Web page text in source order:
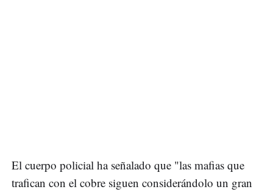
El cuerpo policial ha señalado que "las mafias que
trafican con el cobre siguen considerándolo un gran